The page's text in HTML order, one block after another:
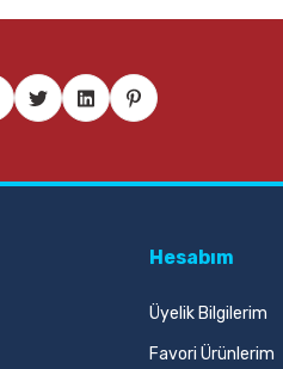
Hesabım
Üyelik Bilgilerim
Favori Ürünlerim